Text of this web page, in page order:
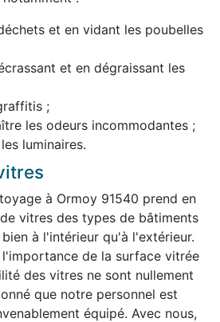
et en vidant les poubelles
et en dégraissant les
;
les odeurs incommodantes ;
luminaires.
à Ormoy 91540 prend en
vitres des types de bâtiments
à l'intérieur qu'à l'extérieur.
de la surface vitrée
des vitres ne sont nullement
que notre personnel est
équipé. Avec nous,